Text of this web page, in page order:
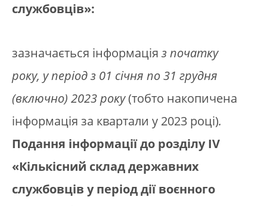
службовців»:
зазначається інформація з початку
року, у період з 01 січня по 31 грудня
(включно) 2023 року(тобто накопичена
інформація за квартали у 2023 році).
Подання інформації до розділу IV
«Кількісний склад державних
службовців у період дії воєнного